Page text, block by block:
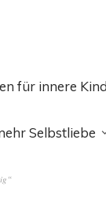
für innere
Selbstliebe